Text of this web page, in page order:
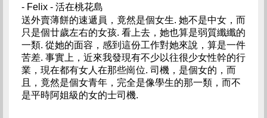
- Felix - 活在桃花島
送外賣薄餅的速遞員，竟然是個女生. 她不是中女，而
只是個廿歲左右的女孩. 看上去，她也算是弱質纖纖的
一類. 從她的面容，感到這份工作對她來說，算是一件
苦差. 事實上，近來我發現有不少以往很少女性幹的行
業，現在都有女人在那些崗位. 司機，是個女的，而
且，竟然是個女青年，完全是像學生的那一類，而不
是平時阿姐級的女的士司機.